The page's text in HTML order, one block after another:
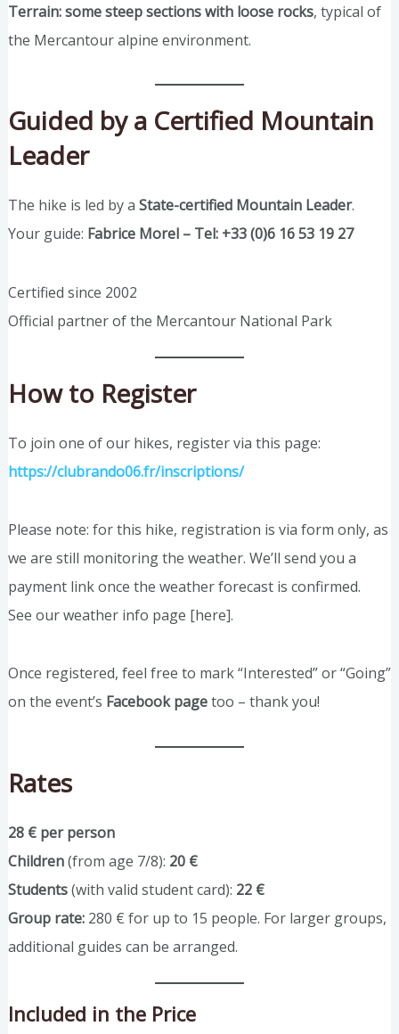
Terrain:some steep sections with loose rocks, typical of
the Mercantour alpine environment.
Guided by a Certified Mountain
Leader
The hike is led by a State-certified Mountain Leader.
Your guide: Fabrice Morel – Tel: +33 (0)6 16 53 19 27
Certified since 2002
Official partner of the Mercantour National Park
How to Register
To join one of our hikes, register via this page:
https://clubrando06.fr/inscriptions/
Please note: for this hike, registration is via form only, as
we are still monitoring the weather. We’ll send you a
payment link once the weather forecast is confirmed.
See our weather info page [here].
Once registered, feel free to mark “Interested” or “Going”
on the event’s Facebook pagetoo – thank you!
Rates
28 € per person
Children(from age 7/8): 20 €
Students(with valid student card): 22 €
Group rate:280 € for up to 15 people. For larger groups,
additional guides can be arranged.
Included in the Price